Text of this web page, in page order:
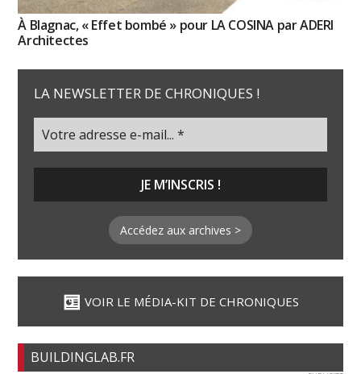
À Blagnac, « Effet bombé » pour LA COSINA par ADERI
Architectes
LA NEWSLETTER DE CHRONIQUES !
Accédez aux archives >
VOIR LE MÉDIA-KIT DE CHRONIQUES
BUILDINGLAB.FR